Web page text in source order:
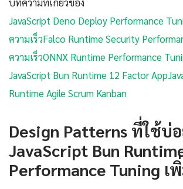
JavaScript Deno Deploy Performance
ความเร็วFalco Runtime Security
ความเร็วONNX Runtime Performance
JavaScript Bun Runtime 12 Factor App
Runtime Agile Scrum Kanban
Design Patterns ที่ใช้บ่
JavaScript Bun
Performance Tuning เ